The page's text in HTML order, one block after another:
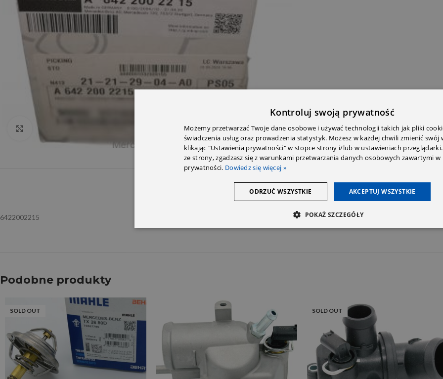
Click to enlarge
INFORMACJE DODATKOWEOPINIE (0) PRZECZYTAJ PRZED
6422002215
Podobne produkty
SOLD OUT SOLD OUT
Kontroluj swoją prywatność
Możemy przetwarzać Twoje dane osobowe i używać technologii takich jak pliki
świadczenia usług oraz prowadzenia statystyk. Możesz w każdej chwili zmienić swój
klikając "Ustawienia prywatności" w stopce strony i/lub w ustawieniach
ze strony, zgadzasz się z warunkami przetwarzania danych osobowych zawartymi
prywatności. Dowiedz się więcej »
AKCEPTUJ WSZYSTKIE
ODRZUĆ WSZYSTKIE
POKAŻ SZCZEGÓŁY